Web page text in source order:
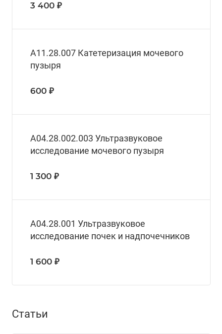
3 400 ₽
А11.28.007 Катетеризация мочевого
пузыря
600 ₽
A04.28.002.003 Ультразвуковое
исследование мочевого пузыря
1 300 ₽
А04.28.001 Ультразвуковое
исследование почек и надпочечников
1 600 ₽
Статьи